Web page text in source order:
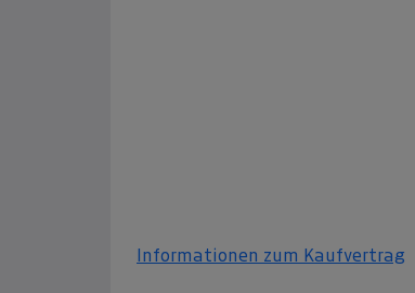
Informationen zum Kaufvertrag